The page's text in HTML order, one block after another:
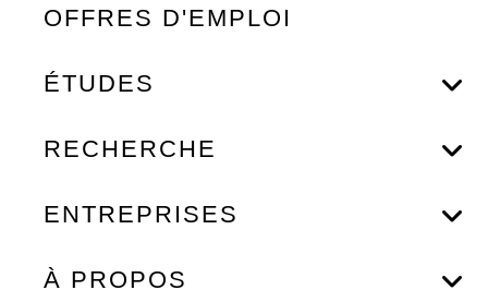
OFFRES D'EMPLOI
ÉTUDES
RECHERCHE
ENTREPRISES
À PROPOS